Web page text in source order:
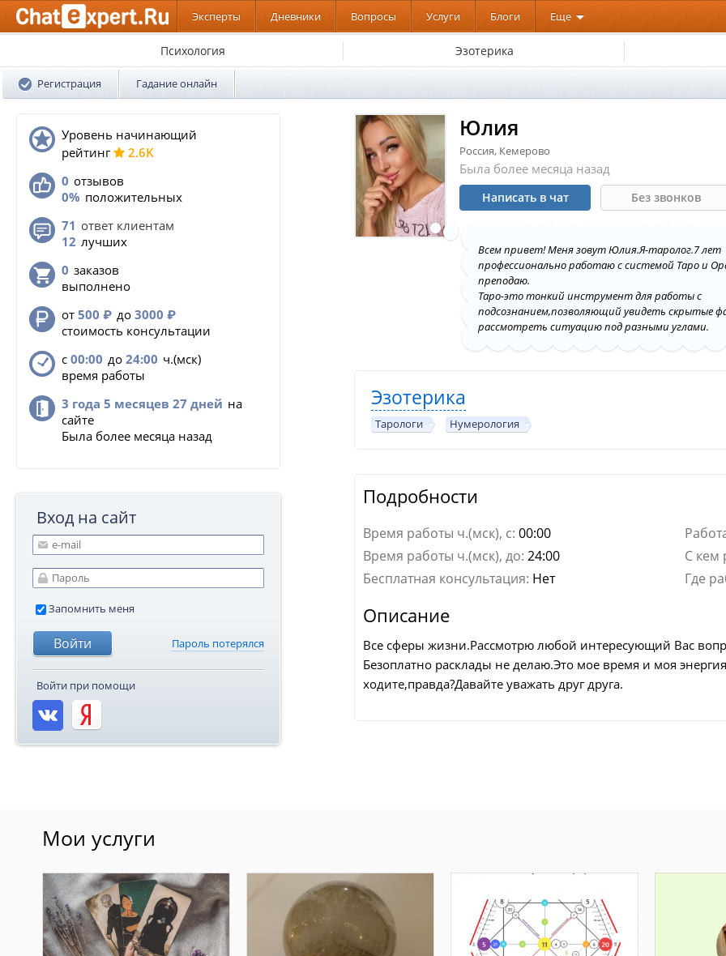
Эксперты Дневники Вопросы Услуги Блоги Еще
Психология Эзотерика
Регистрация Гадание онлайн
Юлия
Россия, Кемерово
Была более месяца назад
Написать в чат Без звонков
Всем привет! Меня зовут Юлия.Я-таролог.7 лет
профессионально работаю с системой Таро и
преподаю.
Таро-это тонкий инструмент для работы с
подсознанием,позволяющий увидеть скрытые
рассмотреть ситуацию под разными углами.
Эзотерика
Тарологи Нумерология
Подробности
Время работы ч.(мск), с:00:00
Время работы ч.(мск), до:24:00
Бесплатная консультация: Нет
С кем
Где
Описание
Все сферы жизни.Рассмотрю любой интересующий Вас
Безоплатно расклады не делаю.Это мое время и моя
ходите,правда?Давайте уважать друг друга.
Уровень начинающий
pейтинг
2.6K
0 отзывов
0% положительных
71 ответ клиентам
12 лучших
0 заказов
выполнено
от 500 ₽ до 3000 ₽
стоимость консультации
с 00:00 до 24:00 ч.(мск)
время работы
3 года 5 месяцев 27 дней на
сайте
Была более месяца назад
Вход на сайт
Запомнить меня
Пароль потерялся
Войти при помощи
Мои услуги